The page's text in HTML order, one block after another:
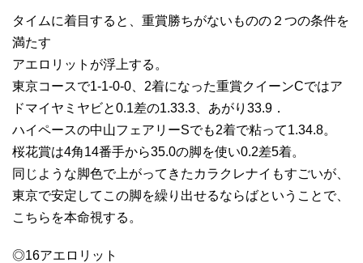
タイムに着目すると、重賞勝ちがないものの２つの条件を
満たす
アエロリットが浮上する。
東京コースで1-1-0-0、2着になった重賞クイーンCではア
ドマイヤミヤビと0.1差の1.33.3、あがり33.9．
ハイペースの中山フェアリーSでも2着で粘って1.34.8。
桜花賞は4角14番手から35.0の脚を使い0.2差5着。
同じような脚色で上がってきたカラクレナイもすごいが、
東京で安定してこの脚を繰り出せるならばということで、
こちらを本命視する。
◎16アエロリット